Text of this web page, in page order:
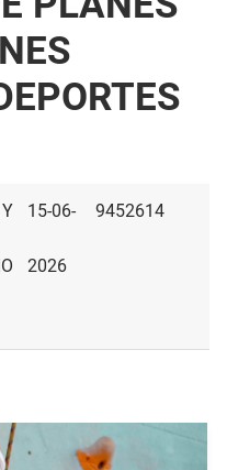
15-06-
2026
9452614